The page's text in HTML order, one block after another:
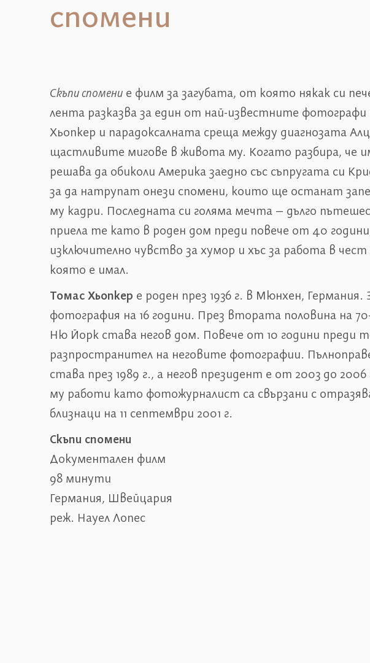
спомени
Скъпи спомение филм за загубата, от която някак си
лента разказва за един от най-известните
Хьопкер и парадоксалната среща между диагнозата
щастливите мигове в живота му. Когато разбира, че
решава да обиколи Америка заедно със съпругата си
за да натрупат онези спомени, които ще останат
му кадри. Последната си голяма мечта – дълго
приела те като в роден дом преди повече от 40
изключително чувство за хумор и хъс за работа в
която е имал.
Томас Хьопкер е роден през 1936 г. в Мюнхен, Германия.
фотография на 16 години. През втората половина на
Ню Йорк става негов дом. Повече от 10 години преди
разпространител на неговите фотографии.
става през 1989 г., а негов президент е от 2003 до
му работи като фотожурналист са свързани с
близнаци на 11 септември 2001 г.
Скъпи спомени
Документален филм
98 минути
Германия, Швейцария
реж. Науел Лопес